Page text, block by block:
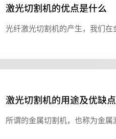
激光切割机的优点是什么
激光切割机的用途及优缺点